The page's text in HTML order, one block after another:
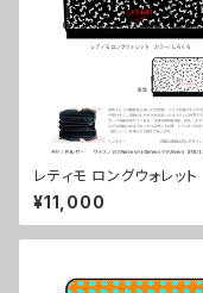
レティモ ロングウォレッ
ー/しろくろ ■配送まで３
¥11,000